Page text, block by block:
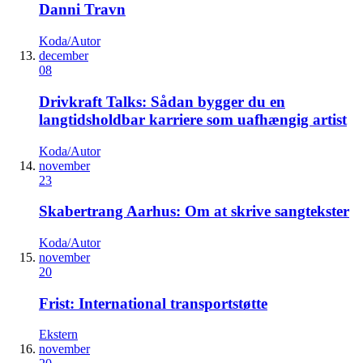
Danni Travn
Koda/Autor
december
08
Drivkraft Talks: Sådan bygger du en
langtidsholdbar karriere som uafhængig artist
Koda/Autor
november
23
Skabertrang Aarhus: Om at skrive sangtekster
Koda/Autor
november
20
Frist: International transportstøtte
Ekstern
november